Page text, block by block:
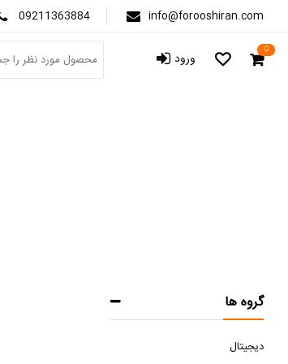
09211363884 info@forooshiran.com
ورود 0
گروه ها
دیجیتال